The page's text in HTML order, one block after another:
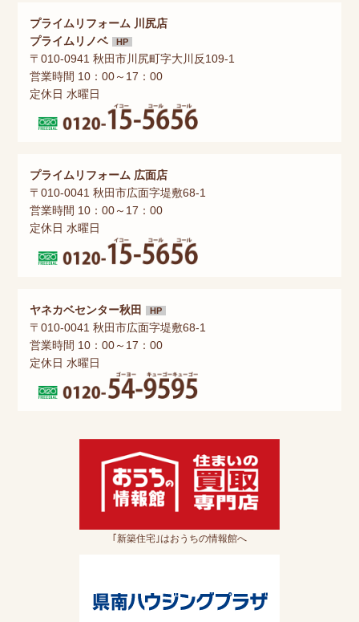
プライムリフォーム 川尻店
プライムリノベ
HP
〒010-0941 秋田市川尻町字大川反109-1
営業時間 10：00～17：00
定休日 水曜日
プライムリフォーム 広面店
〒010-0041 秋田市広面字堤敷68-1
営業時間 10：00～17：00
定休日 水曜日
ヤネカベセンター秋田 HP
〒010-0041 秋田市広面字堤敷68-1
営業時間 10：00～17：00
定休日 水曜日
｢新築住宅｣はおうちの情報館へ